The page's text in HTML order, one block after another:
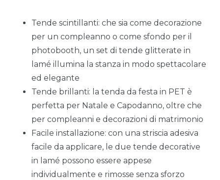
Tende scintillanti: che sia come decorazione
per un compleanno o come sfondo per il
photobooth, un set di tende glitterate in
lamé illumina la stanza in modo spettacolare
ed elegante
Tende brillanti: la tenda da festa in PET è
perfetta per Natale e Capodanno, oltre che
per compleanni e decorazioni di matrimonio
Facile installazione: con una striscia adesiva
facile da applicare, le due tende decorative
in lamé possono essere appese
individualmente e rimosse senza sforzo